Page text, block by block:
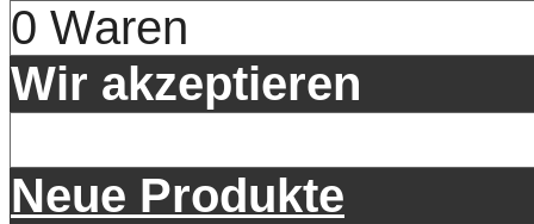
0 Waren
Wir akzeptieren
Neue Produkte